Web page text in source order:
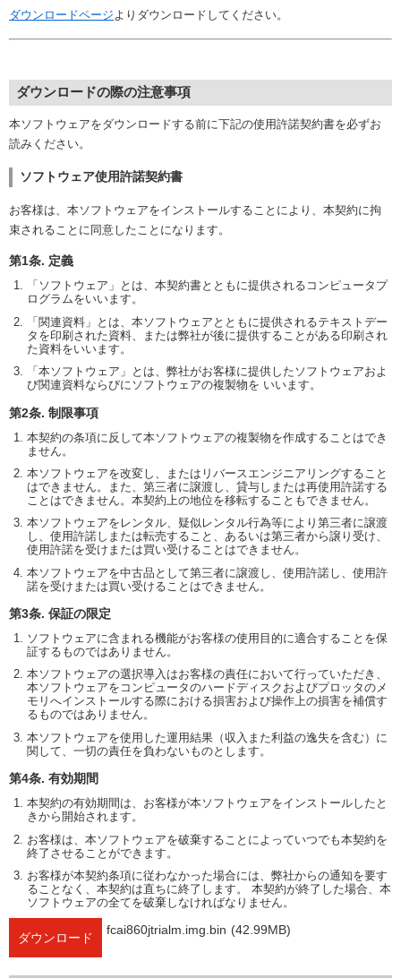
ダウンロードページよりダウンロードしてください。
ダウンロードの際の注意事項
本ソフトウェアをダウンロードする前に下記の使用許諾契約書を必ずお
読みください。
ソフトウェア使用許諾契約書
お客様は、本ソフトウェアをインストールすることにより、本契約に拘
束されることに同意したことになります。
第1条. 定義
「ソフトウェア」とは、本契約書とともに提供されるコンピュータプ
ログラムをいいます。
「関連資料」とは、本ソフトウェアとともに提供されるテキストデー
タを印刷された資料、または弊社が後に提供することがある印刷され
た資料をいいます。
「本ソフトウェア」とは、弊社がお客様に提供したソフトウェアおよ
び関連資料ならびにソフトウェアの複製物を いいます。
第2条. 制限事項
本契約の条項に反して本ソフトウェアの複製物を作成することはでき
ません。
本ソフトウェアを改変し、またはリバースエンジニアリングすること
はできません。また、第三者に譲渡し、貸与しまたは再使用許諾する
ことはできません。本契約上の地位を移転することもできません。
本ソフトウェアをレンタル、疑似レンタル行為等により第三者に譲渡
し、使用許諾しまたは転売すること、あるいは第三者から譲り受け、
使用許諾を受けまたは買い受けることはできません。
本ソフトウェアを中古品として第三者に譲渡し、使用許諾し、使用許
諾を受けまたは買い受けることはできません。
第3条. 保証の限定
ソフトウェアに含まれる機能がお客様の使用目的に適合することを保
証するものではありません。
本ソフトウェアの選択導入はお客様の責任において行っていただき、
本ソフトウェアをコンピュータのハードディスクおよびプロッタのメ
モリへインストールする際における損害および操作上の損害を補償す
るものではありません。
本ソフトウェアを使用した運用結果（収入また利益の逸失を含む）に
関して、一切の責任を負わないものとします。
第4条. 有効期間
本契約の有効期間は、お客様が本ソフトウェアをインストールしたと
きから開始されます。
お客様は、本ソフトウェアを破棄することによっていつでも本契約を
終了させることができます。
お客様が本契約条項に従わなかった場合には、弊社からの通知を要す
ることなく、本契約は直ちに終了します。 本契約が終了した場合、本
ソフトウェアの全てを破棄しなければなりません。
ダウンロード
fcai860jtrialm.img.bin (42.99MB)